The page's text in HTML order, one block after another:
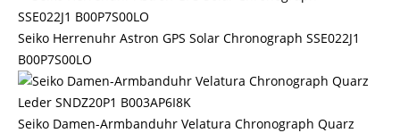
Seiko Herrenuhr Astron GPS Solar Chronograph SSE022J1
B00P7S00LO
Seiko Damen-Armbanduhr Velatura Chronograph Quarz